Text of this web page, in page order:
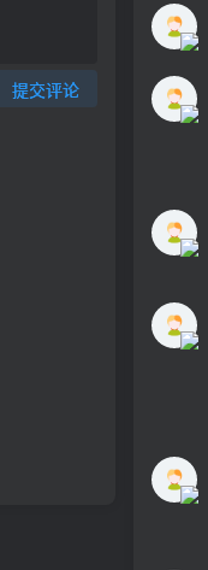
提交评论